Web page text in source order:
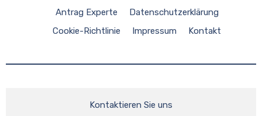
Antrag Experte
Datenschutzerklärung
Cookie-Richtlinie
Impressum Kontakt
Kontaktieren Sie uns